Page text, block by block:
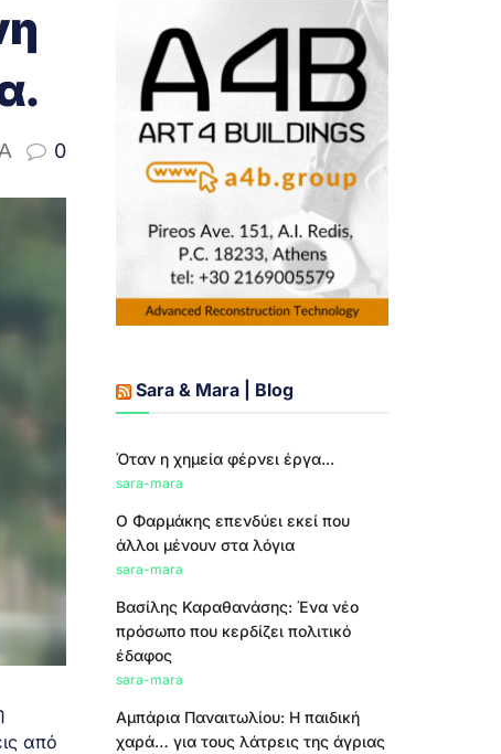
0
από
Sara & Mara | Blog
Όταν η χημεία φέρνει έργα...
sara-mara
Ο Φαρμάκης επενδύει εκεί που
άλλοι μένουν στα λόγια
sara-mara
Βασίλης Καραθανάσης: Ένα νέο
πρόσωπο που κερδίζει πολιτικό
έδαφος
sara-mara
Αμπάρια Παναιτωλίου: Η παιδική
χαρά… για τους λάτρεις της άγριας